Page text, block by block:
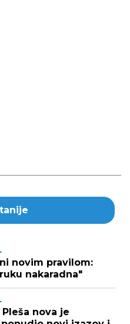
novim pravilom:
nakaradna"
nova je